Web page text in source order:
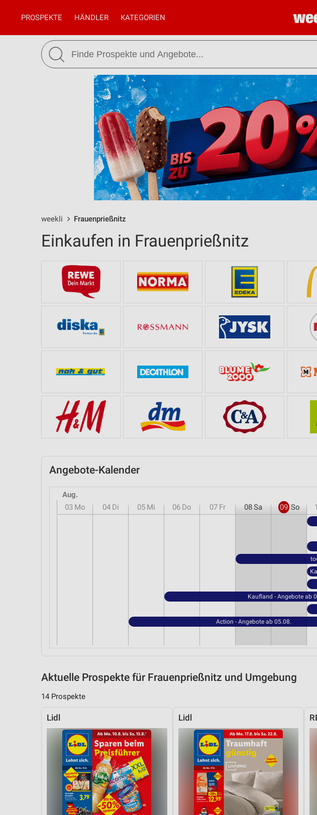
PROSPEKTE HÄNDLER KATEGORIEN
weekli Frauenprießnitz
Einkaufen in Frauenprießnitz
Angebote-Kalender
Aug.
03 Mo 04 Di 05 Mi 06 Do 07 Fr 08Sa 09 So
Kaufland - Angebote ab
Action - Angebote ab 05.08.
Aktuelle Prospekte für Frauenprießnitz und Umgebung
14 Prospekte
Lidl Lidl